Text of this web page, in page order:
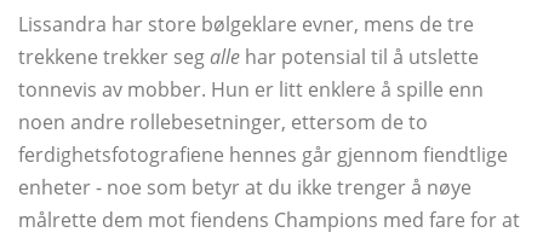
Lissandra har store bølgeklare evner, mens de tre
trekkene trekker segalle har potensial til å utslette
tonnevis av mobber. Hun er litt enklere å spille enn
noen andre rollebesetninger, ettersom de to
ferdighetsfotografiene hennes går gjennom fiendtlige
enheter - noe som betyr at du ikke trenger å nøye
målrette dem mot fiendens Champions med fare for at